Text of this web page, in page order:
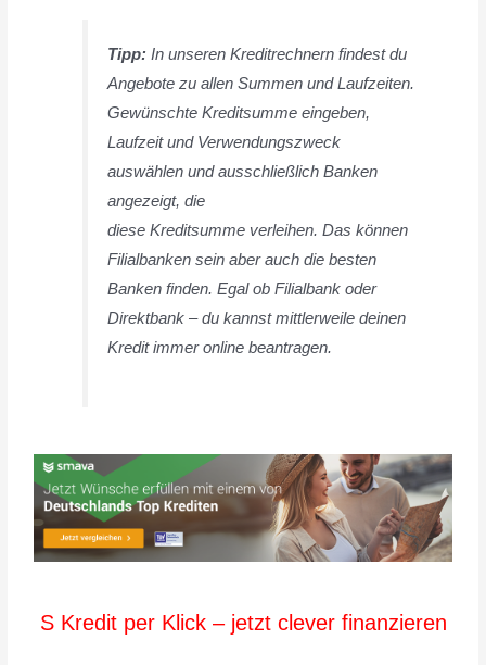
Tipp: In unseren Kreditrechnern findest du
Angebote zu allen Summen und Laufzeiten.
Gewünschte Kreditsumme eingeben,
Laufzeit und Verwendungszweck
auswählen und ausschließlich Banken
angezeigt, die
diese Kreditsumme verleihen. Das können
Filialbanken sein aber auch die besten
Banken finden. Egal ob Filialbank oder
Direktbank – du kannst mittlerweile deinen
Kredit immer online beantragen.
S Kredit per Klick – jetzt clever finanzieren